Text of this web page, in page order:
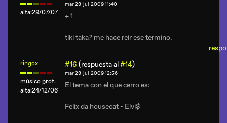
alta:29/07/07
mar 28-jul-2009 11:40
+ 1
tiki taka? me hace reir ese termino.
ringox
músico prof.
alta:24/12/06
#16 (respuesta al#14)
mar 28-jul-2009 12:56
El tema con el que cerro es:
Felix da housecat - Elvi$